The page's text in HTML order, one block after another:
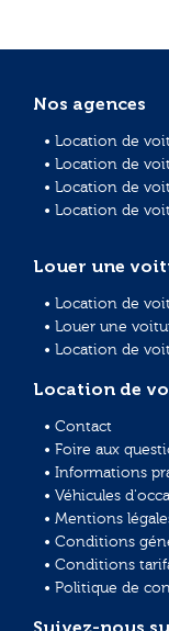
Nos agences
• Location de
• Location de
• Location de
• Location de
Louer une
• Location de
• Louer une
• Location de
Location de
• Contact
• Foire aux
• Informations
• Véhicules
• Mentions
• Conditions
• Conditions
• Politique de